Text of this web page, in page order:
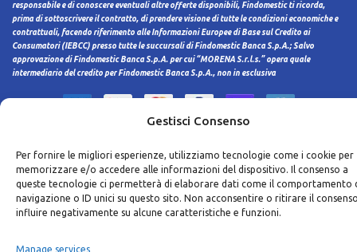
Gestisci Consenso
Per fornire le migliori esperienze, utilizziamo tecnologie come i cookie per
memorizzare e/o accedere alle informazioni del dispositivo. Il consenso a
queste tecnologie ci permetterà di elaborare dati come il comportamento
navigazione o ID unici su questo sito. Non acconsentire o ritirare il
influire negativamente su alcune caratteristiche e funzioni.
Manage services
responsabile e di conoscere eventuali altre offerte disponibili, Findomestic ti ricorda,
prima di sottoscrivere il contratto, di prendere visione di tutte le condizioni economiche e
contrattuali, facendo riferimento alle Informazioni Europee di Base sul Credito ai
Consumatori (IEBCC) presso tutte le succursali di Findomestic Banca S.p.A.; Salvo
approvazione di Findomestic Banca S.p.A. per cui “MORENA S.r.l.s.” opera quale
intermediario del credito per Findomestic Banca S.p.A., non in esclusiva